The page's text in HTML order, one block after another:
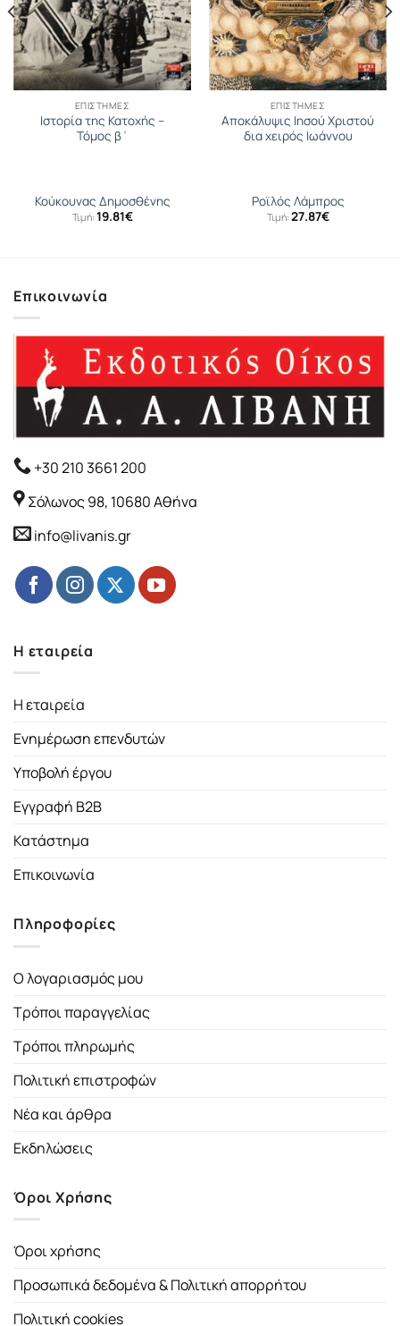
ΕΠΙΣΤΉΜΕΣ
Ιστορία της Κατοχής –
Τόμος β΄
Κούκουνας Δημοσθένης
Τιμή: 19.81€
ΕΠΙΣΤΉΜΕΣ
Αποκάλυψις Ιησού Χριστού
δια χειρός Ιωάννου
Ροϊλός Λάμπρος
Τιμή: 27.87€
Επικοινωνία
+30 210 3661 200
Σόλωνος 98, 10680 Αθήνα
info@livanis.gr
Η εταιρεία
Η εταιρεία
Ενημέρωση επενδυτών
Υποβολή έργου
Εγγραφή B2B
Κατάστημα
Επικοινωνία
Πληροφορίες
Ο λογαριασμός μου
Τρόποι παραγγελίας
Τρόποι πληρωμής
Πολιτική επιστροφών
Νέα και άρθρα
Εκδηλώσεις
Όροι Χρήσης
Όροι χρήσης
Προσωπικά δεδομένα & Πολιτική απορρήτου
Πολιτική cookies